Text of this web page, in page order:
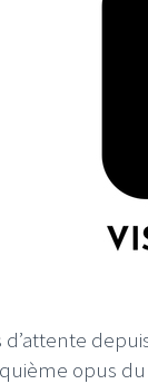
opus